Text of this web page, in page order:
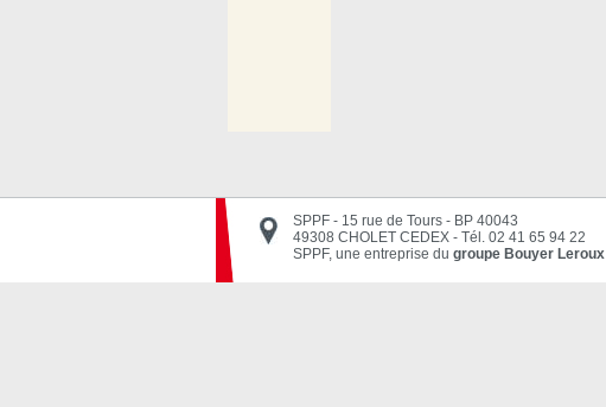
SPPF - 15 rue de Tours - BP 40043
49308 CHOLET CEDEX -Tél. 02 41 65 94 22
SPPF, une entreprise du groupe Bouyer Leroux